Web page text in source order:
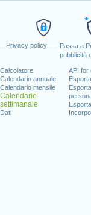
Privacy policy
Passa a
pubblicità
Calcolatore
Calendario annuale
Calendario mensile
Calendario
settimanale
Dati
API for